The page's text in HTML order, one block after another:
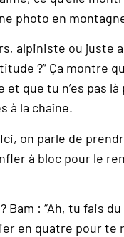
photo en
alpiniste ou juste
?” Ça montre
et que tu n’es pas
à la chaîne.
Ici, on parle de
à bloc pour le
Bam : “Ah, tu fais
en quatre pour te